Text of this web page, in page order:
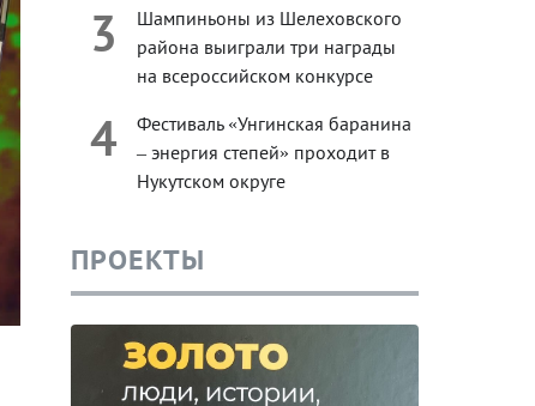
3
Шампиньоны из Шелеховского
района выиграли три награды
на всероссийском конкурсе
4
Фестиваль «Унгинская баранина
– энергия степей» проходит в
Нукутском округе
ПРОЕКТЫ